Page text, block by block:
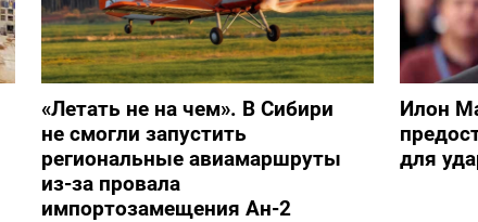
«Летать не на чем». В Сибири
не смогли запустить
региональные авиамаршруты
из-за провала
импортозамещения Ан-2
Илон
для